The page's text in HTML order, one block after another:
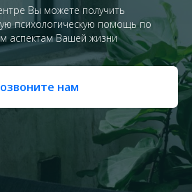
Вы можете получить
психологическую помощь по
аспектам Вашей жизни
нам